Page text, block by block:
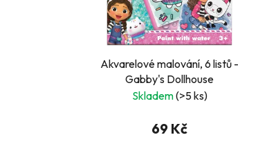
Akvarelové malování, 6 listů -
Gabby's Dollhouse
Skladem(>5 ks)
69 Kč